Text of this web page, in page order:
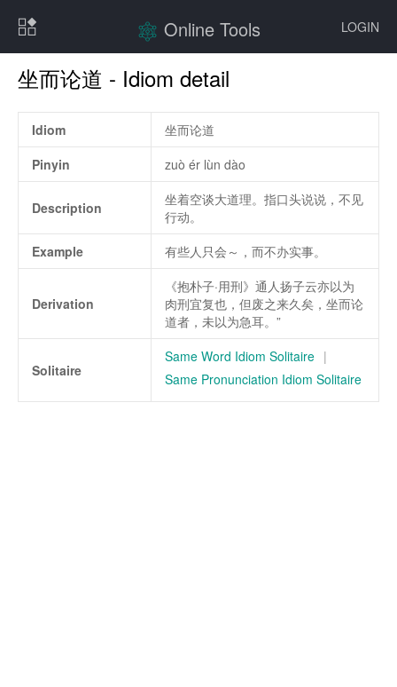
LOGIN
Online Tools
坐而论道 - Idiom detail
Idiom
坐而论道
Pinyin
zuò ér lùn dào
Description
坐着空谈大道理。指口头说说，不见
行动。
Example
有些人只会～，而不办实事。
Derivation
《抱朴子·用刑》通人扬子云亦以为
肉刑宜复也，但废之来久矣，坐而论
道者，未以为急耳。”
Solitaire
Same Word Idiom Solitaire |
Same Pronunciation Idiom Solitaire